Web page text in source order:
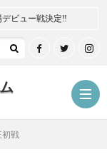
ビュー戦決定‼
初戦